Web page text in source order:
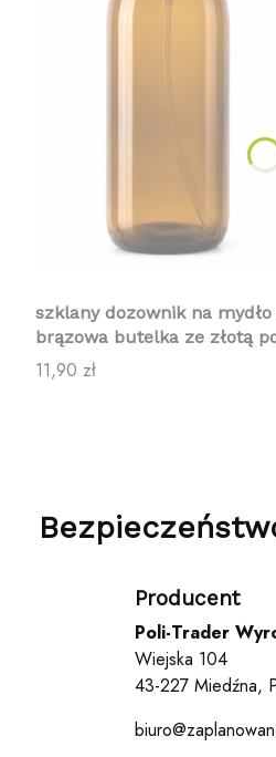
szklany dozownik na
brązowa butelka ze złotą
Cena
11,90 zł
Producent
Poli-Trader
Wiejska 104
43-227 Miedźna,